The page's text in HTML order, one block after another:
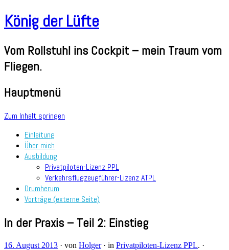
König der Lüfte
Vom Rollstuhl ins Cockpit – mein Traum vom
Fliegen.
Hauptmenü
Zum Inhalt springen
Einleitung
Über mich
Ausbildung
Privatpiloten-Lizenz PPL
Verkehrsflugzeugführer-Lizenz ATPL
Drumherum
Vorträge (externe Seite)
In der Praxis – Teil 2: Einstieg
16. August 2013 · von Holger · in Privatpiloten-Lizenz PPL. ·